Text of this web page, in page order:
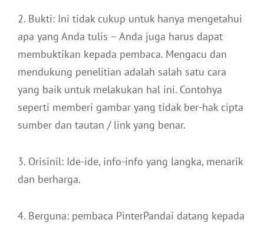
2. Bukti: Ini tidak cukup untuk hanya mengetahui
apa yang Anda tulis – Anda juga harus dapat
membuktikan kepada pembaca. Mengacu dan
mendukung penelitian adalah salah satu cara
yang baik untuk melakukan hal ini. Contohya
seperti memberi gambar yang tidak ber-hak cipta
sumber dan tautan / link yang benar.
3. Orisinil: Ide-ide, info-info yang langka, menarik
dan berharga.
4. Berguna: pembaca PinterPandai datang kepada